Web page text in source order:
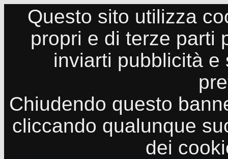
Questo sito utilizza
propri e di terze parti
inviarti pubblicità
Chiudendo questo
cliccando qualunque
dei